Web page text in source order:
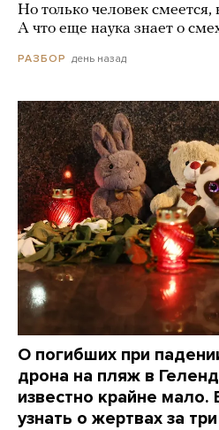
Но только человек
А что еще наука знает о
РАЗБОР день назад
О погибших при
дрона на пляж в
известно крайне мало.
узнать о жертвах за